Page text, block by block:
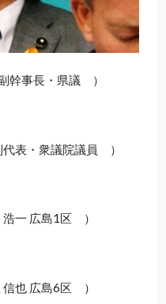
幹事長・県議 ）
表・衆議院議員 ）
一 広島1区 ）
也 広島6区 ）